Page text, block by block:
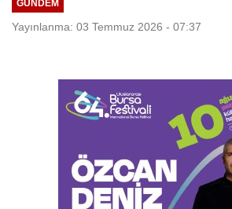
GÜNDEM
Yayınlanma: 03 Temmuz 2026 - 07:37